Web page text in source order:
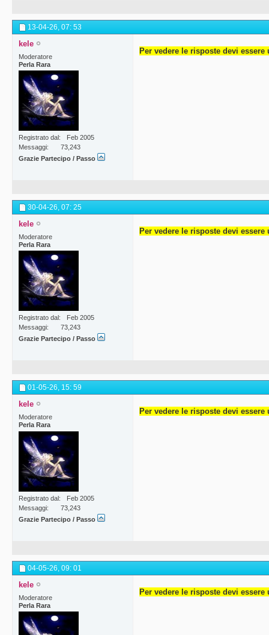
13-04-26, 07: 53
kele
Moderatore
Perla Rara
Registrato dal
Feb 2005
Messaggi
73,243
Grazie Partecipo / Passo
Per vedere le risposte devi essere
30-04-26, 07: 25
kele
Moderatore
Perla Rara
Registrato dal
Feb 2005
Messaggi
73,243
Grazie Partecipo / Passo
Per vedere le risposte devi
01-05-26, 15: 59
kele
Moderatore
Perla Rara
Registrato dal
Feb 2005
Messaggi
73,243
Grazie Partecipo / Passo
Per vedere le risposte devi
04-05-26, 09: 01
kele
Moderatore
Perla Rara
Per vedere le risposte devi essere